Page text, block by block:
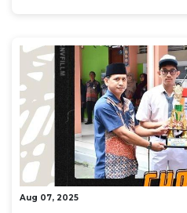
By Super Admin
Aug 07, 2025